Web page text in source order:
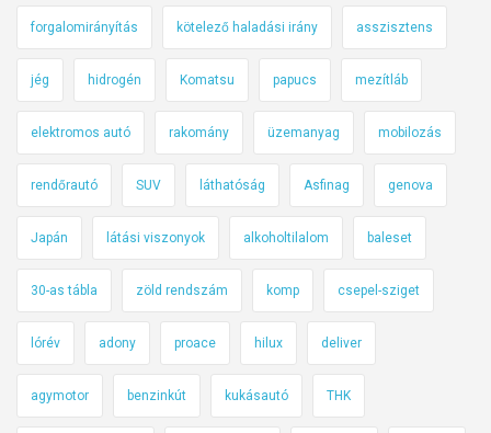
forgalomirányítás kötelező haladási irány asszisztens
jég hidrogén Komatsu papucs mezítláb
elektromos autó rakomány üzemanyag mobilozás
rendőrautó SUV láthatóság Asfinag genova
Japán látási viszonyok alkoholtilalom baleset
30-as tábla zöld rendszám komp csepel-sziget
lórév adony proace hilux deliver
agymotor benzinkút kukásautó THK